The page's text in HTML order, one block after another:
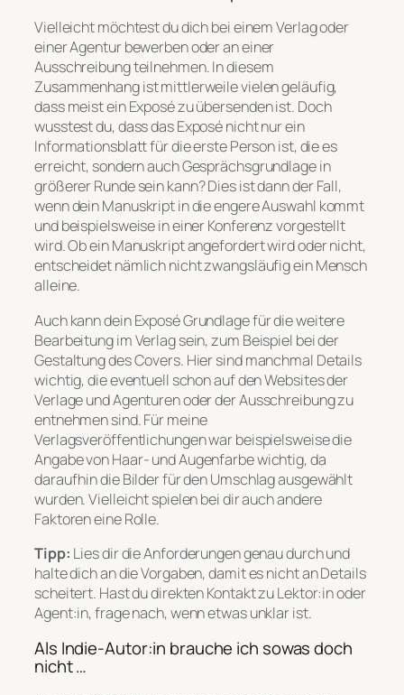
Vielleicht möchtest du dich bei einem Verlag oder
einer Agentur bewerben oder an einer
Ausschreibung teilnehmen. In diesem
Zusammenhang ist mittlerweile vielen geläufig,
dass meist ein Exposé zu übersenden ist. Doch
wusstest du, dass das Exposé nicht nur ein
Informationsblatt für die erste Person ist, die es
erreicht, sondern auch Gesprächsgrundlage in
größerer Runde sein kann? Dies ist dann der Fall,
wenn dein Manuskript in die engere Auswahl kommt
und beispielsweise in einer Konferenz vorgestellt
wird. Ob ein Manuskript angefordert wird oder nicht,
entscheidet nämlich nicht zwangsläufig ein Mensch
alleine.
Auch kann dein Exposé Grundlage für die weitere
Bearbeitung im Verlag sein, zum Beispiel bei der
Gestaltung des Covers. Hier sind manchmal Details
wichtig, die eventuell schon auf den Websites der
Verlage und Agenturen oder der Ausschreibung zu
entnehmen sind. Für meine
Verlagsveröffentlichungen war beispielsweise die
Angabe von Haar- und Augenfarbe wichtig, da
daraufhin die Bilder für den Umschlag ausgewählt
wurden. Vielleicht spielen bei dir auch andere
Faktoren eine Rolle.
Tipp: Lies dir die Anforderungen genau durch und
halte dich an die Vorgaben, damit es nicht an Details
scheitert. Hast du direkten Kontakt zu Lektor:in oder
Agent:in, frage nach, wenn etwas unklar ist.
Als Indie-Autor:in brauche ich sowas doch
nicht …